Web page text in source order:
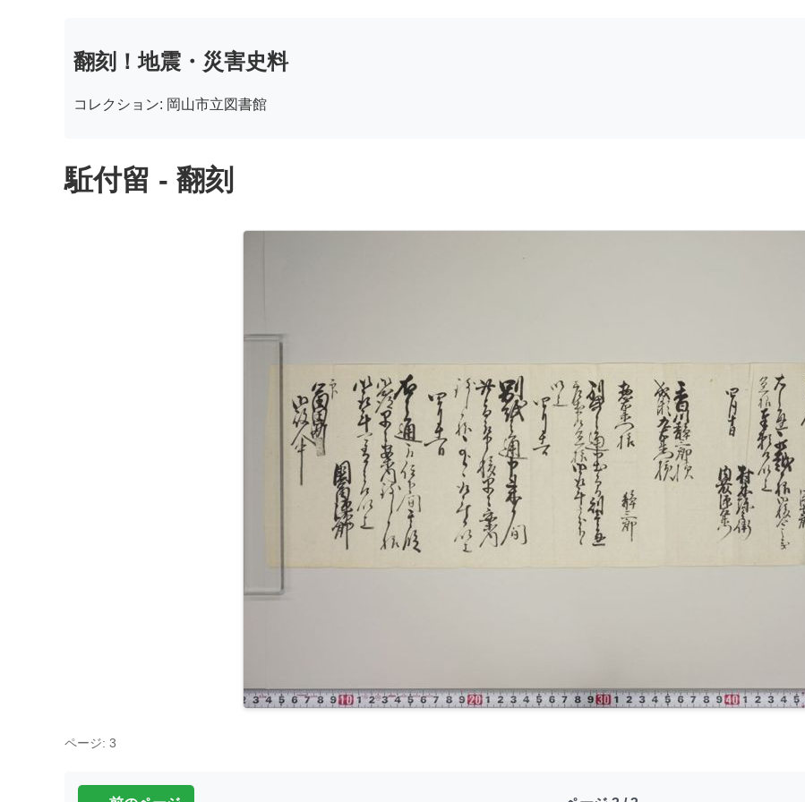
翻刻！地震・災害史料
コレクション: 岡山市立図書館
駈付留 - 翻刻
ページ: 3